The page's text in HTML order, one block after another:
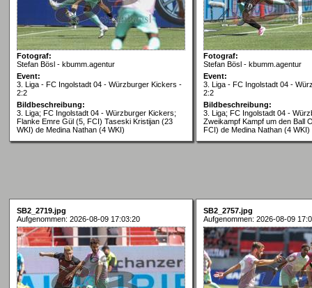
Fotograf:
Stefan Bösl - kbumm.agentur
Event:
3. Liga - FC Ingolstadt 04 - Würzburger Kickers -
2:2
Bildbeschreibung:
3. Liga; FC Ingolstadt 04 - Würzburger Kickers;
Flanke Emre Gül (5, FCI) Taseski Kristijan (23
WKI) de Medina Nathan (4 WKI)
Fotograf:
Stefan Bösl - kbumm.agentur
Event:
3. Liga - FC Ingolstadt 04 -
2:2
Bildbeschreibung:
3. Liga; FC Ingolstadt 04 -
Zweikampf Kampf um den Ball
FCI) de Medina Nathan (4 WKI)
SB2_2719.jpg
Aufgenommen: 2026-08-09 17:03:20
SB2_2757.jpg
Aufgenommen: 2026-08-09